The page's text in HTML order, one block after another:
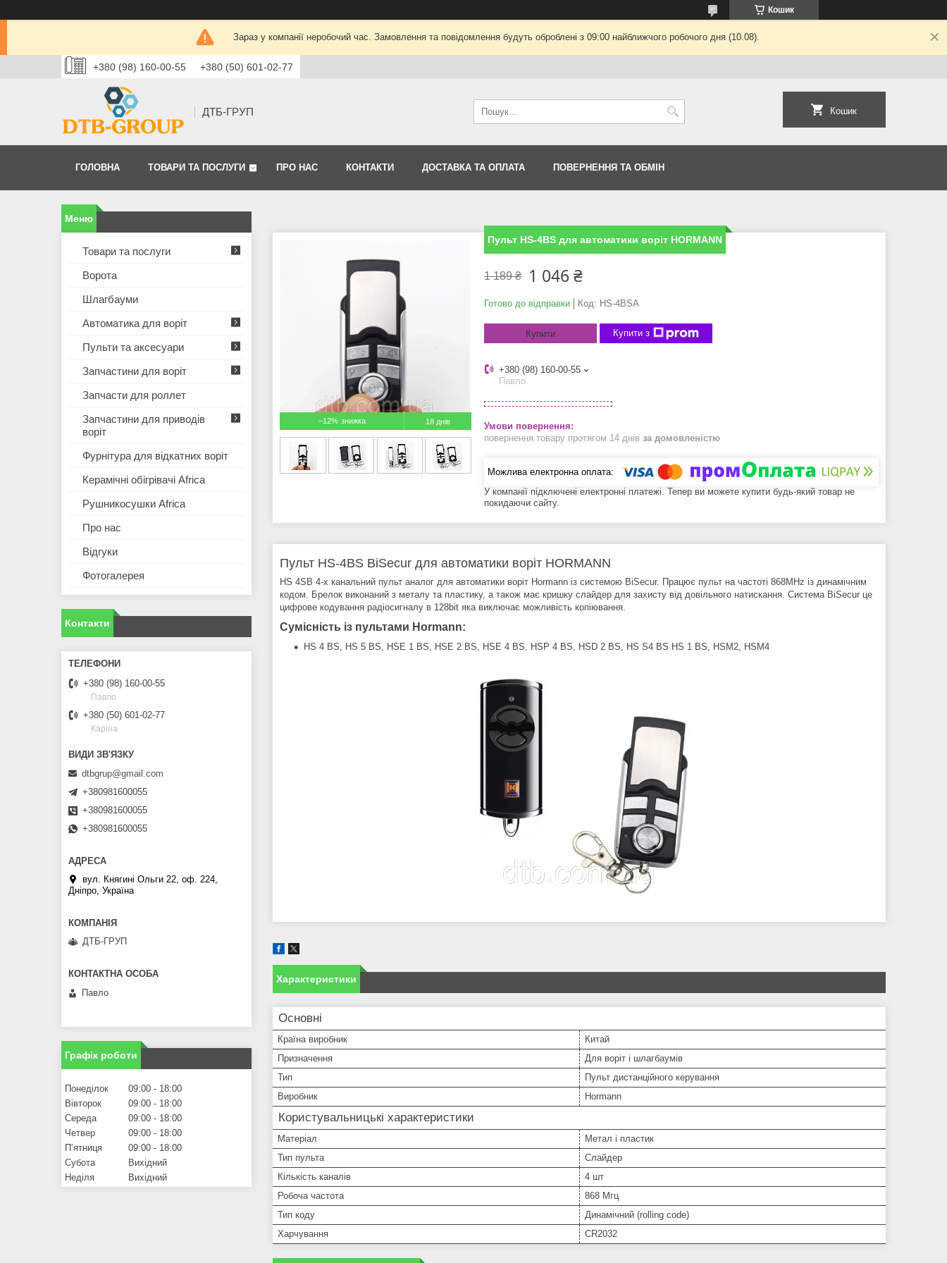
Кошик
Зараз у компанії неробочий час. Замовлення та повідомлення будуть оброблені з 09:00 найближчого робочого дня (10.08).
+380 (98) 160-00-55 +380 (50) 601-02-77
ДТБ-ГРУП Кошик
ГОЛОВНА ТОВАРИ ТА ПОСЛУГИ ПРО НАС КОНТАКТИ ДОСТАВКА ТА ОПЛАТА ПОВЕРНЕННЯ ТА ОБМІН
–12% 18 днів
Пульт HS-4BS для автоматики воріт HORMANN
1 189 ₴ 1 046 ₴
Готово до відправки Код: HS-4BSA
Купити Купити з
+380 (98) 160-00-55
Павло
повернення товару протягом 14 днів за домовленістю
У компанії підключені електронні платежі. Тепер ви можете купити будь-який товар не
покидаючи сайту.
Пульт HS-4BS BiSecur для автоматики воріт HORMANN
HS 4SB 4-х канальний пульт аналог для автоматики воріт Hormann із системою BiSecur. Працює пульт на частоті 868MHz із динамічним
кодом. Брелок виконаний з металу та пластику, а також має кришку слайдер для захисту від довільного натискання. Система BiSecur це
цифрове кодування радіосигналу в 128bit яка виключає можливість копіювання.
Сумісність із пультами Hormann:
HS 4 BS, HS 5 BS, HSE 1 BS, HSE 2 BS, HSE 4 BS, HSP 4 BS, HSD 2 BS, HS S4 BS HS 1 BS, HSM2, HSM4
Характеристики
Основні
Країна виробник
Китай
Призначення
Для воріт і шлагбаумів
Тип
Пульт дистанційного керування
Виробник
Hormann
Користувальницькі характеристики
Матеріал
Метал і пластик
Тип пульта
Слайдер
Кількість каналів
4 шт
Робоча частота
868 Мгц
Тип коду
Динамічний (rolling code)
Харчування
CR2032
Товари та послуги
Ворота
Шлагбауми
Автоматика для воріт
Пульти та аксесуари
Запчастини для воріт
Запчасти для роллет
Запчастини для приводів
воріт
Фурнітура для відкатних воріт
Керамічні обігрівачі Africa
Рушникосушки Africa
Про нас
Відгуки
Фотогалерея
Контакти
+380 (98) 160-00-55
Павло
+380 (50) 601-02-77
Каріна
dtbgrup@gmail.com
+380981600055
+380981600055
+380981600055
вул. Княгині Ольги 22, оф. 224,
Дніпро, Україна
ДТБ-ГРУП
Павло
Графік роботи
Понеділок 09:00
18:00
Вівторок
09:00
18:00
Середа
09:00
18:00
Четвер
09:00
18:00
Пʼятниця
09:00
18:00
Субота
Вихідний
Неділя
Вихідний